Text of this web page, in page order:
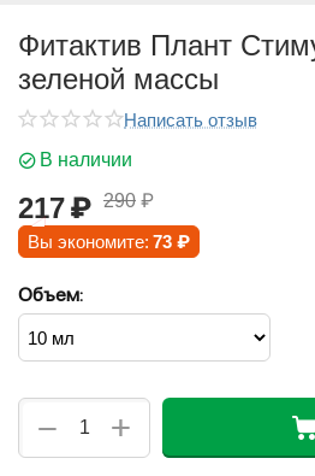
Фитактив Плант
зеленой массы
Написать отзыв
В наличии
217₽ 290 ₽
Вы экономите: 73 ₽
Объем:
+
−